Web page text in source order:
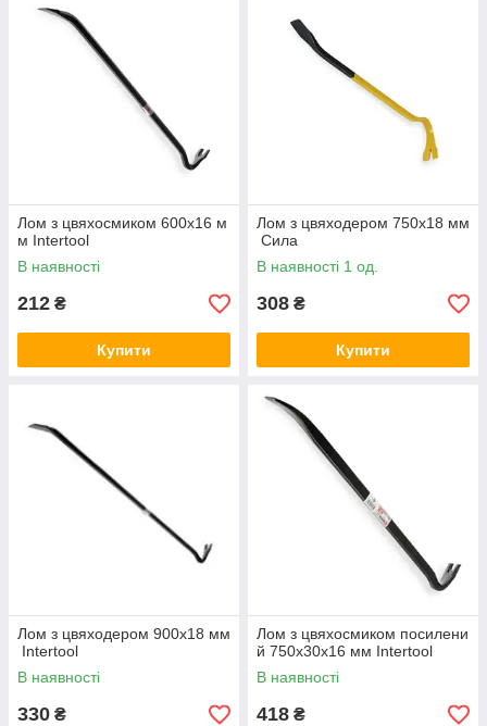
Лом з цвяхосмиком 600x16 м
м Intertool
В наявності
212 ₴
Купити
Лом з цвяходером 750x18 мм
Сила
В наявності 1 од.
308 ₴
Купити
Лом з цвяходером 900x18 мм
Intertool
В наявності
330 ₴
Лом з цвяхосмиком посилени
й 750x30x16 мм Intertool
В наявності
418 ₴